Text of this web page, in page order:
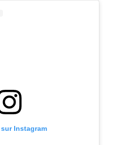
Instagram